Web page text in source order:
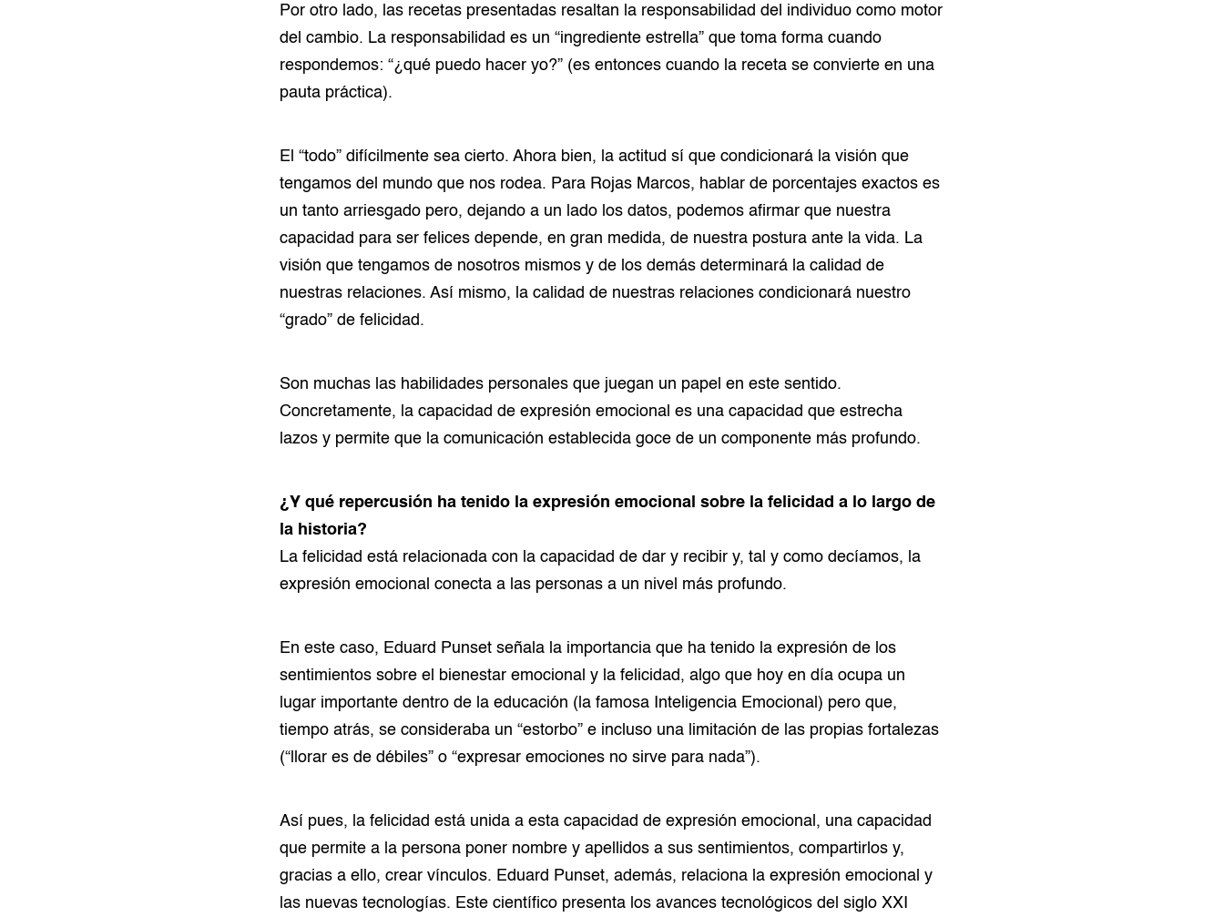
Por otro lado, las recetas presentadas resaltan la responsabilidad del individuo como motor
del cambio. La responsabilidad es un “ingrediente estrella” que toma forma cuando
respondemos: “¿qué puedo hacer yo?” (es entonces cuando la receta se convierte en una
pauta práctica).
El “todo” difícilmente sea cierto. Ahora bien, la actitud sí que condicionará la visión que
tengamos del mundo que nos rodea. Para Rojas Marcos, hablar de porcentajes exactos es
un tanto arriesgado pero, dejando a un lado los datos, podemos afirmar que nuestra
capacidad para ser felices depende, en gran medida, de nuestra postura ante la vida. La
visión que tengamos de nosotros mismos y de los demás determinará la calidad de
nuestras relaciones. Así mismo, la calidad de nuestras relaciones condicionará nuestro
“grado” de felicidad.
Son muchas las habilidades personales que juegan un papel en este sentido.
Concretamente, la capacidad de expresión emocional es una capacidad que estrecha
lazos y permite que la comunicación establecida goce de un componente más profundo.
¿Y qué repercusión ha tenido la expresión emocional sobre la felicidad a lo largo de
la historia?
La felicidad está relacionada con la capacidad de dar y recibir y, tal y como decíamos, la
expresión emocional conecta a las personas a un nivel más profundo.
En este caso, Eduard Punset señala la importancia que ha tenido la expresión de los
sentimientos sobre el bienestar emocional y la felicidad, algo que hoy en día ocupa un
lugar importante dentro de la educación (la famosa Inteligencia Emocional) pero que,
tiempo atrás, se consideraba un “estorbo” e incluso una limitación de las propias fortalezas
(“llorar es de débiles” o “expresar emociones no sirve para nada”).
Así pues, la felicidad está unida a esta capacidad de expresión emocional, una capacidad
que permite a la persona poner nombre y apellidos a sus sentimientos, compartirlos y,
gracias a ello, crear vínculos. Eduard Punset, además, relaciona la expresión emocional y
las nuevas tecnologías. Este científico presenta los avances tecnológicos del siglo XXI